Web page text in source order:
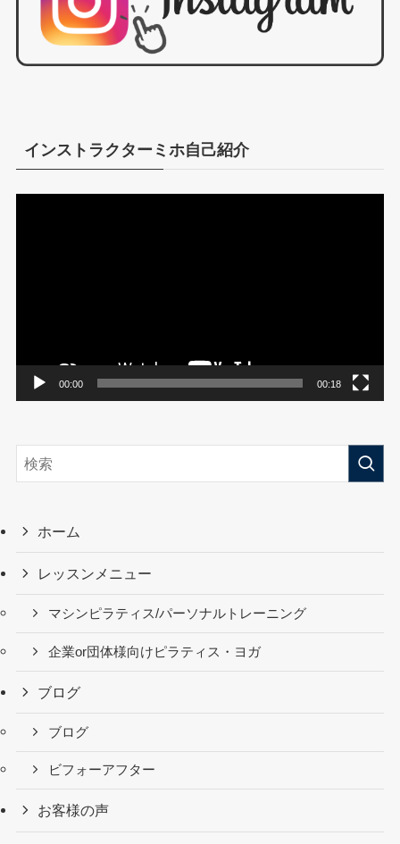
インストラクターミホ自己紹介
00:00 00:18
ホーム
レッスンメニュー
マシンピラティス/パーソナルトレーニング
企業or団体様向けピラティス・ヨガ
ブログ
ブログ
ビフォーアフター
お客様の声